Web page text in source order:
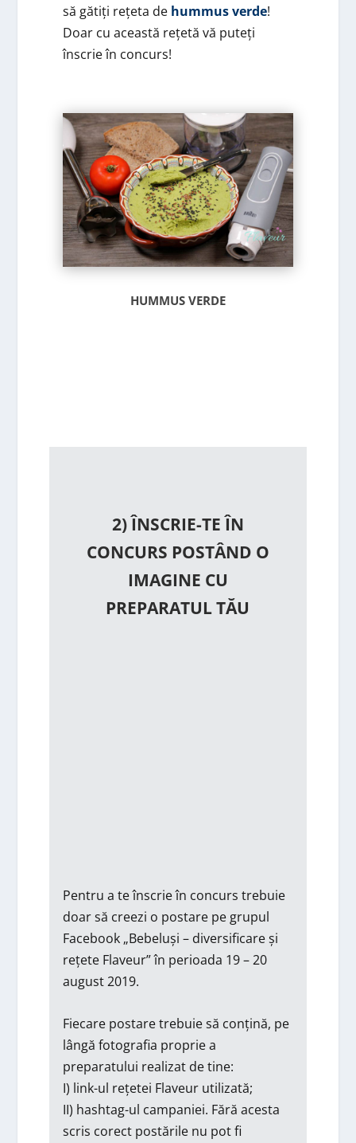
să gătiți rețeta de hummus verde!
Doar cu această rețetă vă puteți
înscrie în concurs!
HUMMUS VERDE
2) ÎNSCRIE-TE ÎN
CONCURS POSTÂND O
IMAGINE CU
PREPARATUL TĂU
Pentru a te înscrie în concurs trebuie
doar să creezi o postare pe grupul
Facebook „Bebeluși – diversificare și
rețete Flaveur” în perioada 19 – 20
august 2019.
Fiecare postare trebuie să conțină, pe
lângă fotografia proprie a
preparatului realizat de tine:
I) link-ul rețetei Flaveur utilizată;
II) hashtag-ul campaniei. Fără acesta
scris corect postările nu pot fi